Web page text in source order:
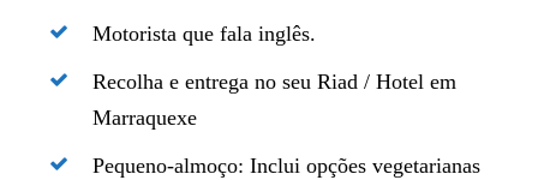
Motorista que fala inglês.
Recolha e entrega no seu Riad / Hotel em
Marraquexe
Pequeno-almoço: Inclui opções vegetarianas